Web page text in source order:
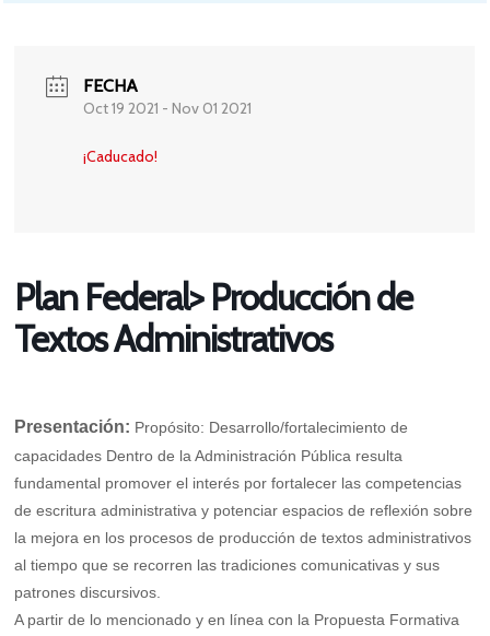
FECHA
Oct 19 2021 - Nov 01 2021
¡Caducado!
Plan Federal> Producción de
Textos Administrativos
Presentación: Propósito: Desarrollo/fortalecimiento de
capacidades Dentro de la Administración Pública resulta
fundamental promover el interés por fortalecer las competencias
de escritura administrativa y potenciar espacios de reflexión sobre
la mejora en los procesos de producción de textos administrativos
al tiempo que se recorren las tradiciones comunicativas y sus
patrones discursivos.
A partir de lo mencionado y en línea con la Propuesta Formativa